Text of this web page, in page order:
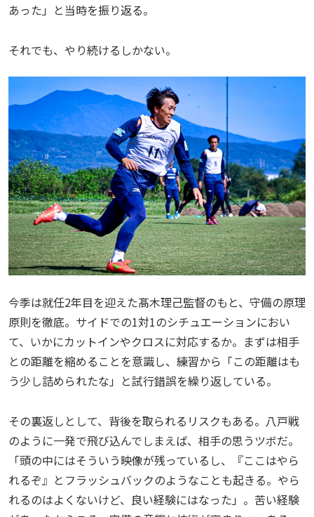
あった」と当時を振り返る。
それでも、やり続けるしかない。
今季は就任2年目を迎えた髙木理己監督のもと、守備の原理
原則を徹底。サイドでの1対1のシチュエーションにおい
て、いかにカットインやクロスに対応するか。まずは相手
との距離を縮めることを意識し、練習から「この距離はも
う少し詰められたな」と試行錯誤を繰り返している。
その裏返しとして、背後を取られるリスクもある。八戸戦
のように一発で飛び込んでしまえば、相手の思うツボだ。
「頭の中にはそういう映像が残っているし、『ここはやら
れるぞ』とフラッシュバックのようなことも起きる。やら
れるのはよくないけど、良い経験にはなった」。苦い経験